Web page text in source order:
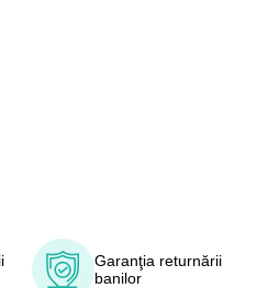
Garanţia returnării
banilor